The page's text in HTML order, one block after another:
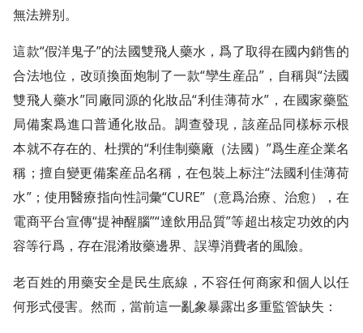
無法辨别。
這款“假洋鬼子”的法國雙飛人藥水，爲了取得在國内銷售的
合法地位，改頭換面炮制了一款“孿生産品”，自稱與“法國
雙飛人藥水”同廠同源的化妝品“利佳薄荷水”，在國家藥監
局備案爲進口普通化妝品。調查發現，該産品同樣标示根
本就不存在的、杜撰的“利佳制藥廠（法國）”爲生産企業名
稱；擅自變更備案産品名稱，在包裝上标注“法國利佳薄荷
水”；使用醫療指向性詞彙“CURE”（意爲治療、治愈），在
電商平台宣傳“提神醒腦”“達飲用品質”等超出核定功效的内
容等行爲，存在混淆妝藥邊界、誤導消費者的風險。
老百姓的用藥安全是民生底線，不容任何商家和個人以任
何形式侵害。然而，當前這一亂象暴露出多重監管缺失：